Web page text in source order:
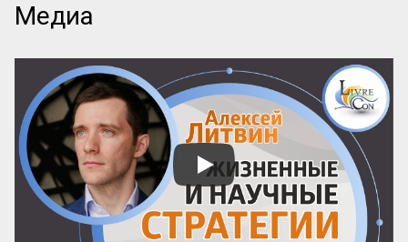
продуктивным, чем труд свободного
человека. Смит объясняет, как свобода
выбора, конкуренция и мотивация ведут
к большему количеству эффективной
работы и экономическому росту.
Этот фрагмент не только знакомит с
ключевыми принципами классической
политэкономии, но и ставит важные
вопросы о человеческой мотивации и
устойчиво...
Медиа